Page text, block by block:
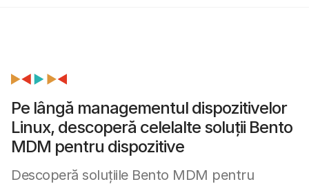
Pe lângă managementul dispozitivelor
Linux, descoperă celelalte soluții Bento
MDM pentru dispozitive
Descoperă soluțiile Bento MDM pentru